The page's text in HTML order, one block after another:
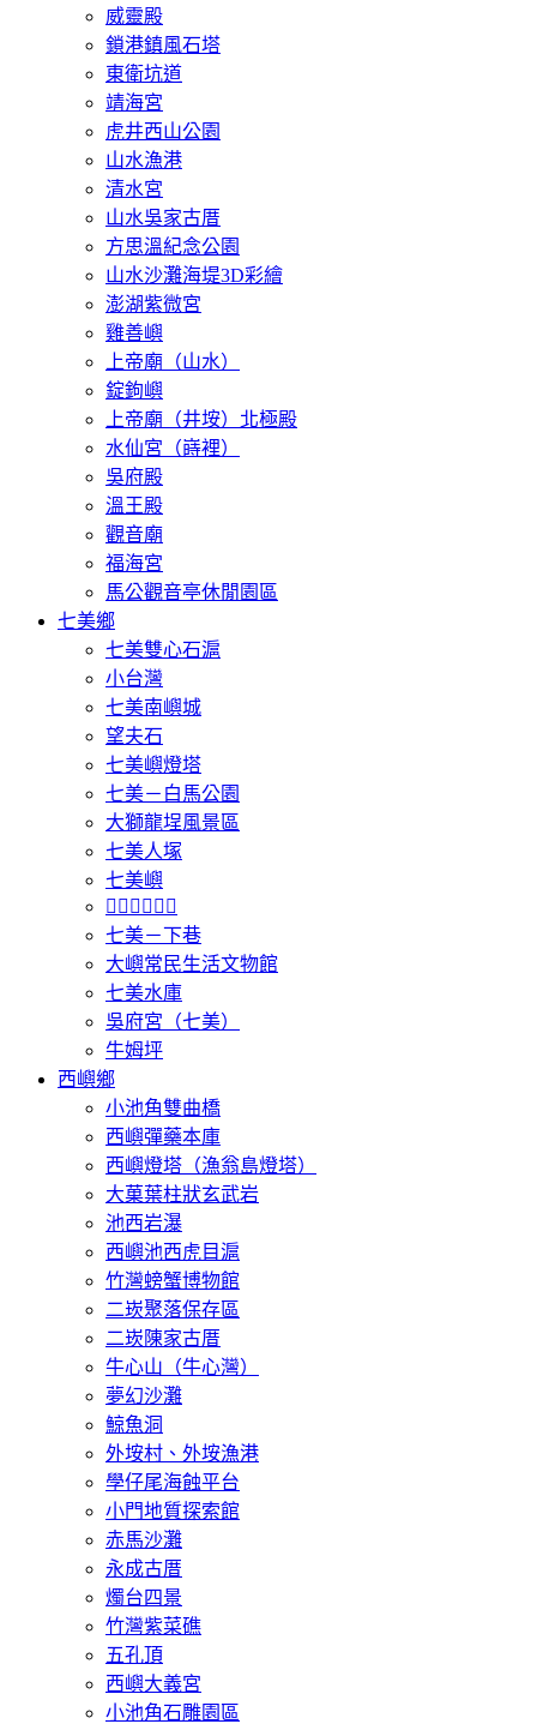
威靈殿
鎖港鎮風石塔
東衛坑道
靖海宮
虎井西山公園
山水漁港
清水宮
山水吳家古厝
方思溫紀念公園
山水沙灘海堤3D彩繪
澎湖紫微宮
雞善嶼
上帝廟（山水）
錠鉤嶼
上帝廟（井垵）北極殿
水仙宮（嵵裡）
吳府殿
溫王殿
觀音廟
福海宮
馬公觀音亭休閒園區
七美鄉
七美雙心石滬
小台灣
七美南嶼城
望夫石
七美嶼燈塔
七美－白馬公園
大獅龍埕風景區
七美人塚
七美嶼
𩵺鯉灣遊憩區
七美－下巷
大嶼常民生活文物館
七美水庫
吳府宮（七美）
牛姆坪
西嶼鄉
小池角雙曲橋
西嶼彈藥本庫
西嶼燈塔（漁翁島燈塔）
大菓葉柱狀玄武岩
池西岩瀑
西嶼池西虎目滬
竹灣螃蟹博物館
二崁聚落保存區
二崁陳家古厝
牛心山（牛心灣）
夢幻沙灘
鯨魚洞
外垵村、外垵漁港
學仔尾海蝕平台
小門地質探索館
赤馬沙灘
永成古厝
燭台四景
竹灣紫菜礁
五孔頂
西嶼大義宮
小池角石雕園區